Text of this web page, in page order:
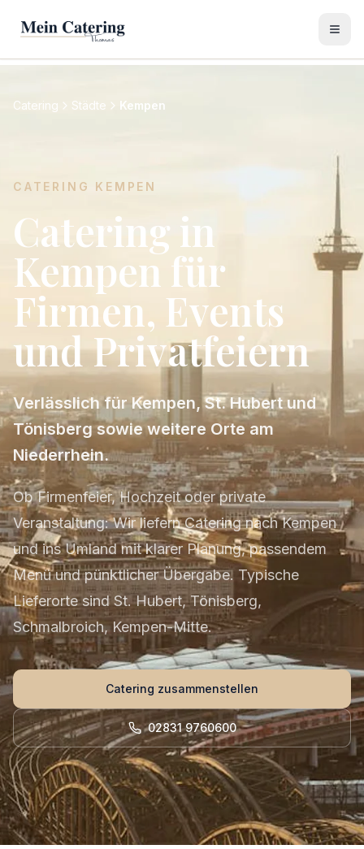
Catering Städte Kempen
CATERING KEMPEN
Catering in
Kempen für
Firmen, Events
und Privatfeiern
Verlässlich für Kempen, St. Hubert und
Tönisberg sowie weitere Orte am
Niederrhein.
Ob Firmenfeier, Hochzeit oder private
Veranstaltung: Wir liefern Catering nach Kempen
und ins Umland mit klarer Planung, passendem
Menü und pünktlicher Übergabe. Typische
Lieferorte sind St. Hubert, Tönisberg,
Schmalbroich, Kempen-Mitte.
Catering zusammenstellen
02831 9760600